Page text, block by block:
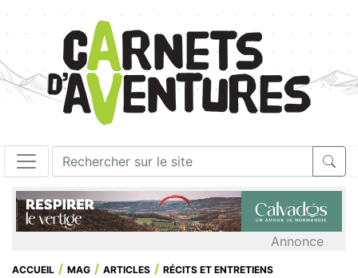
Annonce
ACCUEIL MAG ARTICLES RÉCITS ET ENTRETIENS